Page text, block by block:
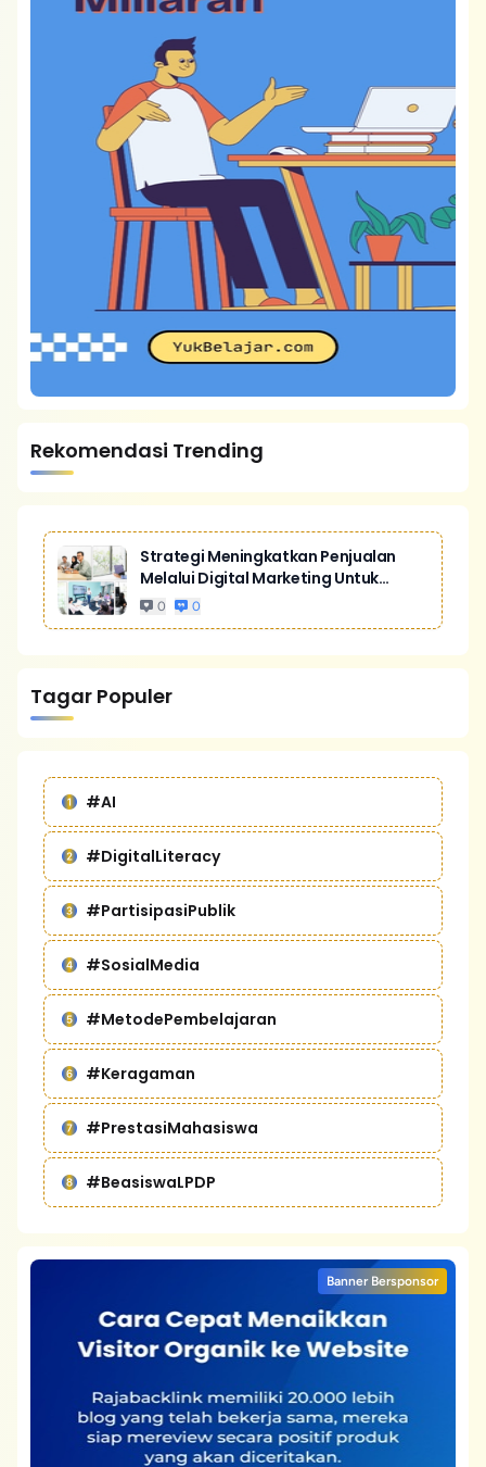
Rekomendasi Trending
Strategi Meningkatkan Penjualan
Melalui Digital Marketing Untuk
Bisnis Yang Lebih Kompetitif
0 0
Tagar Populer
#AI
#DigitalLiteracy
#PartisipasiPublik
#SosialMedia
#MetodePembelajaran
#Keragaman
#PrestasiMahasiswa
#BeasiswaLPDP
Banner Bersponsor